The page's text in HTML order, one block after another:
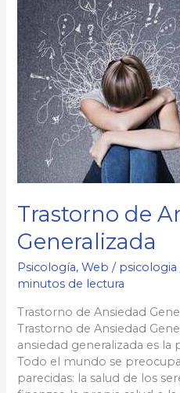
tóxica
Trastorno de
Generalizada
Psicología,Web / psicologia
minutos de lectura
Trastorno de Ansiedad
Trastorno de Ansiedad
ansiedad generalizada es la
Todo el mundo se
parecidas: la salud de los